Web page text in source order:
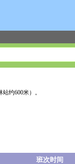
约600米）。
班次时间